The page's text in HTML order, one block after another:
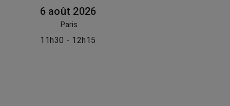
6 août 2026
Paris
11h30 - 12h15